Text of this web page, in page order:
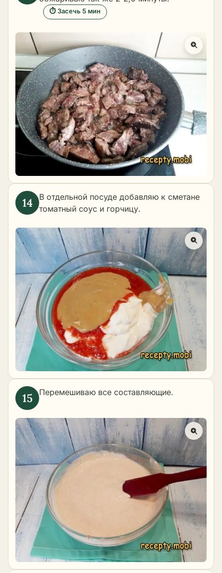
⏱ Засечь 5 мин
В отдельной посуде добавляю к сметане
томатный соус и горчицу.
Перемешиваю все составляющие.